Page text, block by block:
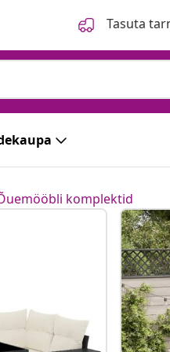
Tasuta
komplektid